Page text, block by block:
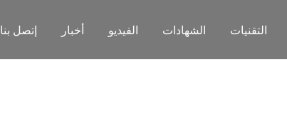
التقنيات الشهادات الفيديو أخبار إتصل بنا